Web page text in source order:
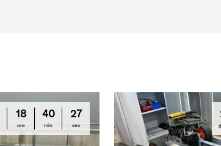
18
ore
40
min
26
sec